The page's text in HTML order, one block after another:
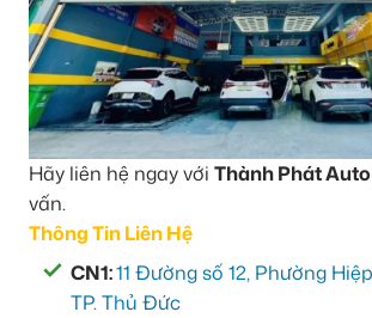
Hãy liên hệ ngay với Thành Phát Auto
vấn.
Thông Tin Liên Hệ
CN1:11 Đường số 12, Phường
TP. Thủ Đức